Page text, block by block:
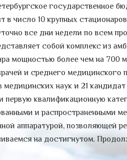
государственное
в число 10 крупных
все дни недели по всем
собой комплекс из
мощностью более чем на 700
и среднего медицинского
медицинских наук и 21
квалификационную
и распространенными
аппаратурой, позволяющей
на достигнутом.